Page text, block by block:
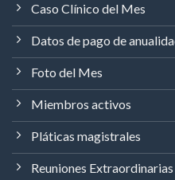
Caso Clínico del Mes
Datos de pago de
Foto del Mes
Miembros activos
Pláticas magistrales
Reuniones Extraordinarias